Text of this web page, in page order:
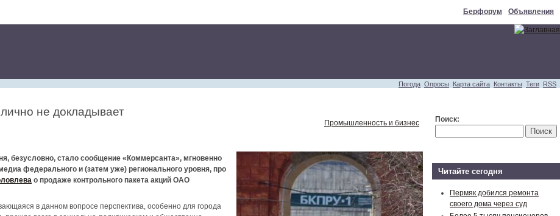
Берфорум Объявления
Погода Опросы Карта сайта Контакты Теги RSS
не докладывает
Промышленность и бизнес
безусловно, стало сообщение «Коммерсанта», мгновенно
федерального и (затем уже) регионального уровня, про
о продаже контрольного пакета акций ОАО
в данном вопросе перспектива, особенно для города
Поиск:
Читайте сегодня
Пермяк добился ремонта
своего дома через суд